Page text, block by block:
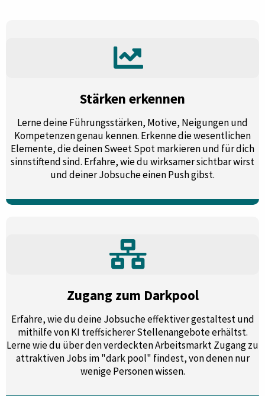
Stärken erkennen
Lerne deine Führungsstärken, Motive, Neigungen und
Kompetenzen genau kennen. Erkenne die wesentlichen
Elemente, die deinen Sweet Spot markieren und für dich
sinnstiftend sind. Erfahre, wie du wirksamer sichtbar wirst
und deiner Jobsuche einen Push gibst.
Zugang zum Darkpool
Erfahre, wie du deine Jobsuche effektiver gestaltest und
mithilfe von KI treffsicherer Stellenangebote erhältst.
Lerne wie du über den verdeckten Arbeitsmarkt Zugang zu
attraktiven Jobs im "dark pool" findest, von denen nur
wenige Personen wissen.